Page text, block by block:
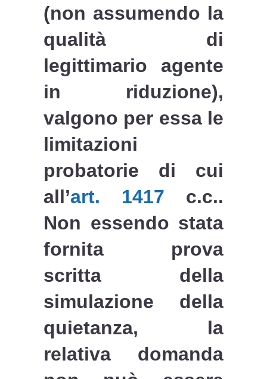
(non assumendo la
qualità di
legittimario agente
in riduzione),
valgono per essa le
limitazioni
probatorie di cui
all’art. 1417 c.c..
Non essendo stata
fornita prova
scritta della
simulazione della
quietanza, la
relativa domanda